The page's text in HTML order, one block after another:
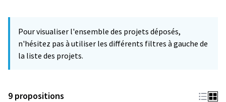
Pour visualiser l'ensemble des projets déposés,
n'hésitez pas à utiliser les différents filtres à gauche de
la liste des projets.
9 propositions